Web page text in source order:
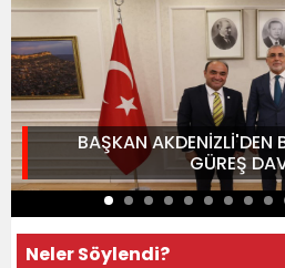
BAŞKAN AKDENİZLİ'DEN
GÜREŞ
Neler Söylendi?